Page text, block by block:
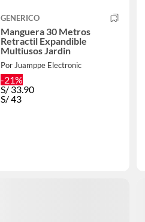
GENERICO
Manguera 30 Metros
Retractil Expandible
Multiusos Jardin
Por Juamppe Electronic
-21%
S/33.90
S/43